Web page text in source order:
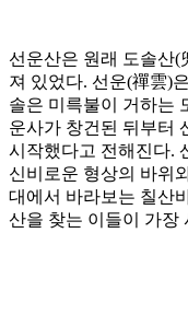
선운산은 원래 도솔산(
져 있었다. 선운(禪雲)
솔은 미륵불이 거하는
운사가 창건된 뒤부터
시작했다고 전해진다.
신비로운 형상의 바위
대에서 바라보는 칠산
산을 찾는 이들이 가장